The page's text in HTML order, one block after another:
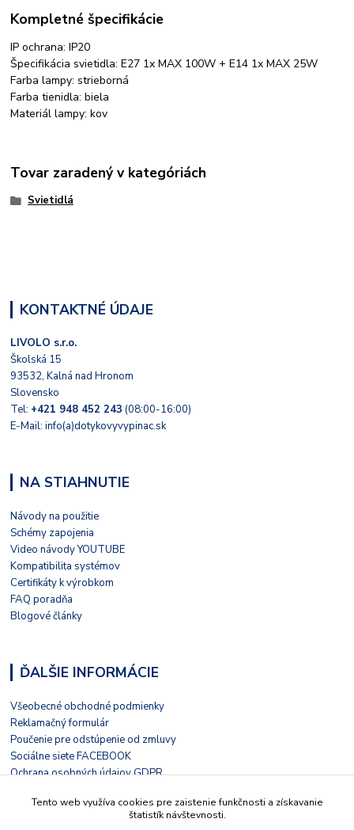
Kompletné špecifikácie
IP ochrana:IP20
Špecifikácia svietidla:E27 1x MAX 100W + E14 1x MAX 25W
Farba lampy:strieborná
Farba tienidla:biela
Materiál lampy:kov
Tovar zaradený v kategóriách
Svietidlá
KONTAKTNÉ ÚDAJE
LIVOLO s.r.o.
Školská 15
93532, Kalná nad Hronom
Slovensko
Tel: +421 948 452 243 (08:00-16:00)
E-Mail: info(a)dotykovyvypinac.sk
NA STIAHNUTIE
Návody na použitie
Schémy zapojenia
Video návody YOUTUBE
Kompatibilita systémov
Certifikáty k výrobkom
FAQ poradňa
Blogové články
ĎALŠIE INFORMÁCIE
Všeobecné obchodné podmienky
Reklamačný formulár
Poučenie pre odstúpenie od zmluvy
Sociálne siete FACEBOOK
Ochrana osobných údajov GDPR
Kontaktný formulár
Tento web využíva cookies pre zaistenie funkčnosti a získavanie
štatistík návštevnosti.